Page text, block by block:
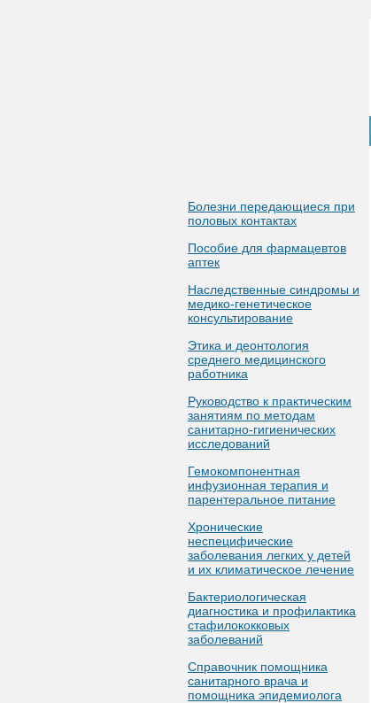
Болезни передающиеся при
половых контактах
Пособие для фармацевтов
аптек
Наследственные синдромы и
медико-генетическое
консультирование
Этика и деонтология
среднего медицинского
работника
Руководство к практическим
занятиям по методам
санитарно-гигиенических
исследований
Гемокомпонентная
инфузионная терапия и
парентеральное питание
Хронические
неспецифические
заболевания легких у детей
и их климатическое лечение
Бактериологическая
диагностика и профилактика
стафилококковых
заболеваний
Справочник помощника
санитарного врача и
помощника эпидемиолога